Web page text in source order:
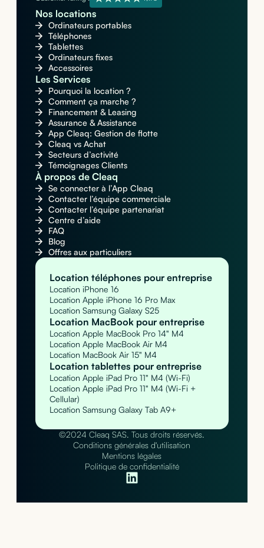
Nos locations
Ordinateurs portables
Téléphones
Tablettes
Ordinateurs fixes
Accessoires
Les Services
Pourquoi la location ?
Comment ça marche ?
Financement & Leasing
Assurance & Assistance
App Cleaq: Gestion de flotte
Cleaq vs Achat
Secteurs d’activité
Témoignages Clients
À propos de Cleaq
Se connecter à l’App Cleaq
Contacter l’équipe commerciale
Contacter l’équipe partenariat
Centre d’aide
FAQ
Blog
Offres aux particuliers
Location téléphones pour entreprise
Location iPhone 16
Location Apple iPhone 16 Pro Max
Location Samsung Galaxy S25
Location MacBook pour entreprise
Location Apple MacBook Pro 14" M4
Location Apple MacBook Air M4
Location MacBook Air 15" M4
Location tablettes pour entreprise
Location Apple iPad Pro 11" M4 (Wi-Fi)
Location Apple iPad Pro 11" M4 (Wi-Fi +
Cellular)
Location Samsung Galaxy Tab A9+
©2024 Cleaq SAS. Tous droits réservés.
Conditions générales d'utilisation
Mentions légales
Politique de confidentialité